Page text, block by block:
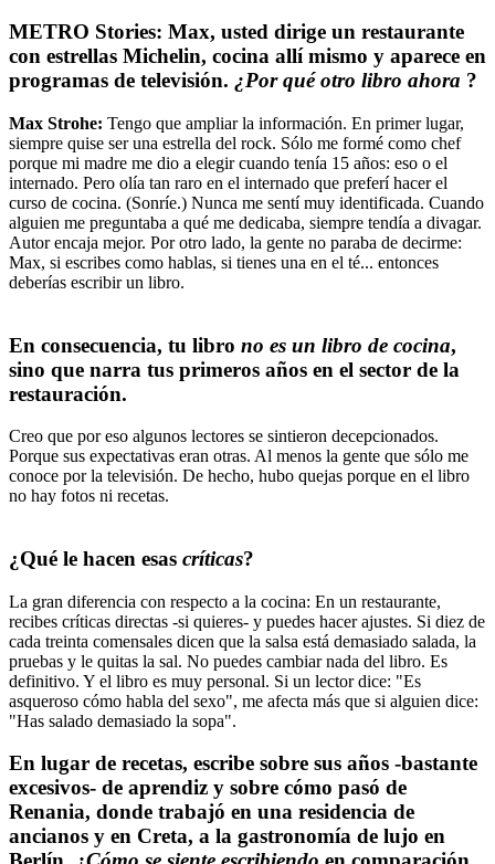
METRO Stories: Max, usted dirige un restaurante
con estrellas Michelin, cocina allí mismo y aparece en
programas de televisión. ¿Por qué otro libro ahora ?
Max Strohe: Tengo que ampliar la información. En primer lugar,
siempre quise ser una estrella del rock. Sólo me formé como chef
porque mi madre me dio a elegir cuando tenía 15 años: eso o el
internado. Pero olía tan raro en el internado que preferí hacer el
curso de cocina. (Sonríe.) Nunca me sentí muy identificada. Cuando
alguien me preguntaba a qué me dedicaba, siempre tendía a divagar.
Autor encaja mejor. Por otro lado, la gente no paraba de decirme:
Max, si escribes como hablas, si tienes una en el té... entonces
deberías escribir un libro.
En consecuencia, tu libro no es un libro de cocina,
sino que narra tus primeros años en el sector de la
restauración.
Creo que por eso algunos lectores se sintieron decepcionados.
Porque sus expectativas eran otras. Al menos la gente que sólo me
conoce por la televisión. De hecho, hubo quejas porque en el libro
no hay fotos ni recetas.
¿Qué le hacen esas críticas?
La gran diferencia con respecto a la cocina: En un restaurante,
recibes críticas directas -si quieres- y puedes hacer ajustes. Si diez de
cada treinta comensales dicen que la salsa está demasiado salada, la
pruebas y le quitas la sal. No puedes cambiar nada del libro. Es
definitivo. Y el libro es muy personal. Si un lector dice: "Es
asqueroso cómo habla del sexo", me afecta más que si alguien dice:
"Has salado demasiado la sopa".
En lugar de recetas, escribe sobre sus años -bastante
excesivos- de aprendiz y sobre cómo pasó de
Renania, donde trabajó en una residencia de
ancianos y en Creta, a la gastronomía de lujo en